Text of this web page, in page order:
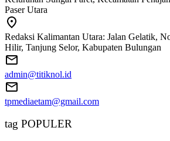
Paser Utara
Redaksi Kalimantan Utara: Jalan Gelatik,
Hilir, Tanjung Selor, Kabupaten Bulungan
admin@titiknol.id
tpmediaetam@gmail.com
tag POPULER